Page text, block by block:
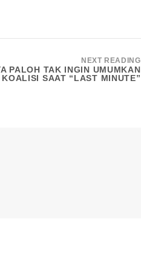
NEXT READING
PALOH TAK INGIN UMUMKAN
KOALISI SAAT “LAST MINUTE”